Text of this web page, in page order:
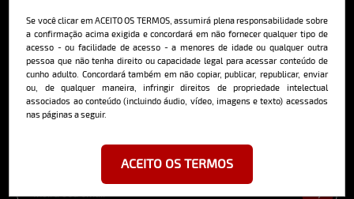
Se você clicar em ACEITO OS TERMOS, assumirá plena responsabilidade sobre
a confirmação acima exigida e concordará em não fornecer qualquer tipo de
acesso - ou facilidade de acesso - a menores de idade ou qualquer outra
pessoa que não tenha direito ou capacidade legal para acessar conteúdo de
cunho adulto. Concordará também em não copiar, publicar, republicar, enviar
ou, de qualquer maneira, infringir direitos de propriedade intelectual
associados ao conteúdo (incluindo áudio, vídeo, imagens e texto) acessados
nas páginas a seguir.
ACEITO OS TERMOS
qualidade, além de conteúdo editorial sobre saúde, esportes, moda,
comportamento, relacionamentos, tecnologia e erotismo.
Saiba mais
Cadastre-se e receba a mais
deliciosa newsletter da internet